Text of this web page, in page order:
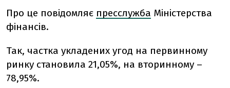
Про це повідомляє пресслужба Міністерства
фінансів.
Так, частка укладених угод на первинному
ринку становила 21,05%, на вторинному –
78,95%.